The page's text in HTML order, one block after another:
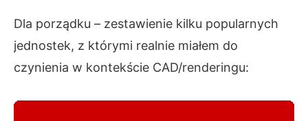
Dla porządku – zestawienie kilku popularnych
jednostek, z którymi realnie miałem do
czynienia w kontekście CAD/renderingu: